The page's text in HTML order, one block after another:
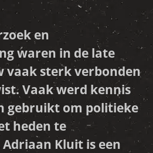
en
waren in de late
vaak sterk verbonden
Vaak werd kennis
gebruikt om politieke
heden te
Kluit is een